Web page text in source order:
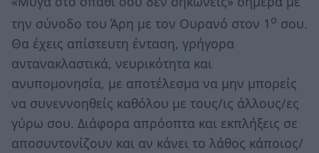
την σύνοδο του Άρη με τον Ουρανό στον 1 ο σου.
Θα έχεις απίστευτη ένταση, γρήγορα
αντανακλαστικά, νευρικότητα και
ανυπομονησία, με αποτέλεσμα να μην μπορείς
να συνεννοηθείς καθόλου με τους/ις άλλους/ες
γύρω σου. Διάφορα απρόοπτα και εκπλήξεις σε
αποσυντονίζουν και αν κάνει το λάθος κάποιος/